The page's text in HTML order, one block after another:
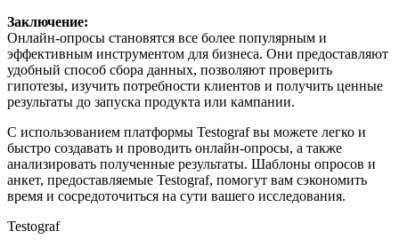
Заключение:
Онлайн-опросы становятся все более популярным и
эффективным инструментом для бизнеса. Они предоставляют
удобный способ сбора данных, позволяют проверить
гипотезы, изучить потребности клиентов и получить ценные
результаты до запуска продукта или кампании.
С использованием платформы Testograf вы можете легко и
быстро создавать и проводить онлайн-опросы, а также
анализировать полученные результаты. Шаблоны опросов и
анкет, предоставляемые Testograf, помогут вам сэкономить
время и сосредоточиться на сути вашего исследования.
Testograf